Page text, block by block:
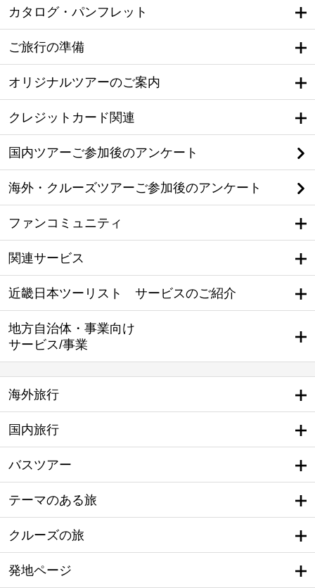
カタログ・パンフレット
ご旅行の準備
オリジナルツアーのご案内
クレジットカード関連
国内ツアーご参加後のアンケート
海外・クルーズツアーご参加後のアンケート
ファンコミュニティ
関連サービス
近畿日本ツーリスト サービスのご紹介
地方自治体・事業向け
サービス/事業
海外旅行
国内旅行
バスツアー
テーマのある旅
クルーズの旅
発地ページ